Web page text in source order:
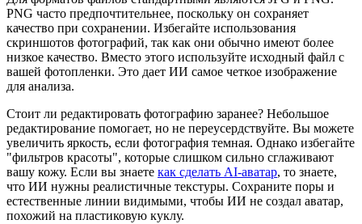
PNG часто предпочтительнее, поскольку он сохраняет
качество при сохранении. Избегайте использования
скриншотов фотографий, так как они обычно имеют более
низкое качество. Вместо этого используйте исходный файл с
вашей фотопленки. Это дает ИИ самое четкое изображение
для анализа.
Стоит ли редактировать фотографию заранее? Небольшое
редактирование помогает, но не переусердствуйте. Вы можете
увеличить яркость, если фотография темная. Однако избегайте
"фильтров красоты", которые слишком сильно сглаживают
вашу кожу. Если вы знаете как сделать AI-аватар, то знаете,
что ИИ нужны реалистичные текстуры. Сохраните поры и
естественные линии видимыми, чтобы ИИ не создал аватар,
похожий на пластиковую куклу.